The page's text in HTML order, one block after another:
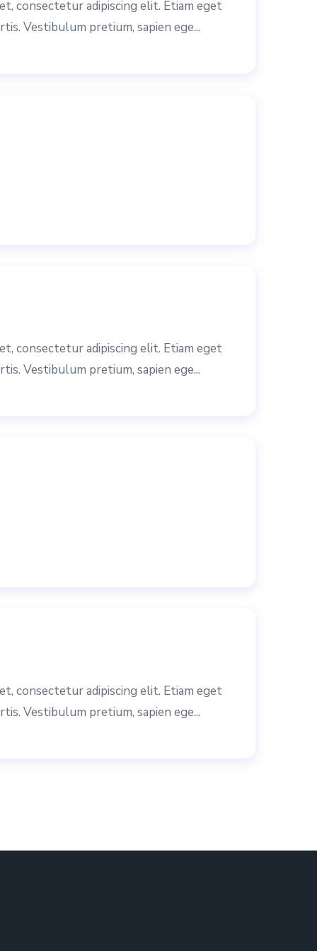
consectetur adipiscing elit. Etiam eget
Vestibulum pretium, sapien ege...
consectetur adipiscing elit. Etiam eget
Vestibulum pretium, sapien ege...
consectetur adipiscing elit. Etiam eget
Vestibulum pretium, sapien ege...